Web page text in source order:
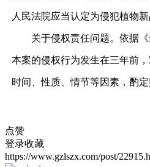
人民法院应当认定为侵犯植物
关于侵权责任问题。依据《
本案的侵权行为发生在三年前
时间、性质、情节等因素，酌
点赞
登录收藏
https://www.gzlszx.com/post/